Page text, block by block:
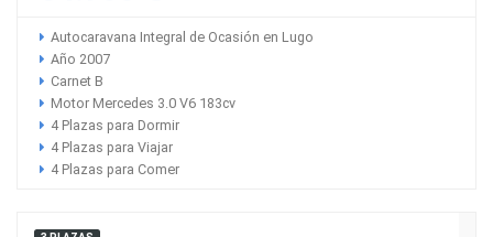
Autocaravana Integral de Ocasión en Lugo
Año 2007
Carnet B
Motor Mercedes 3.0 V6 183cv
4 Plazas para Dormir
4 Plazas para Viajar
4 Plazas para Comer